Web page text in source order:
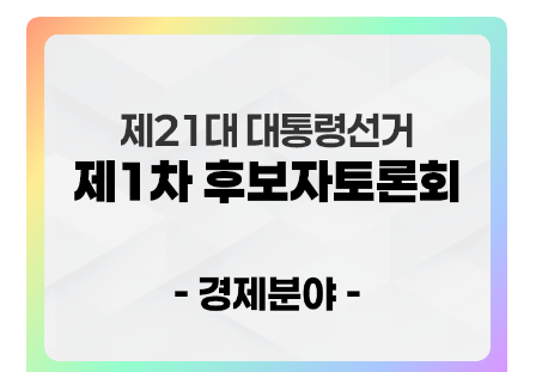
약합니다. 국민 주권을 회복하고 내란을 극복하는 이번 선거에 꼭
참여해 주십시오.
▶ 권영국/민주노동당: 국민 여러분, 안녕하십니까? 민주노동당 대통령
후보 권영국입니다. 쿠팡물류센터 야간 조를 마치고 집으로 돌아와
합니다. 정치가 밥 먹여주느냐 하는 물음 그 포기와 체념을 저는
외면하지 않았습니다. 거리의 변호사였던 저는 법과 제도가 외면했던 그
건네는 일이라고 생각합니다. 선거 때면 찍어달라고 굽신거리지만 정작